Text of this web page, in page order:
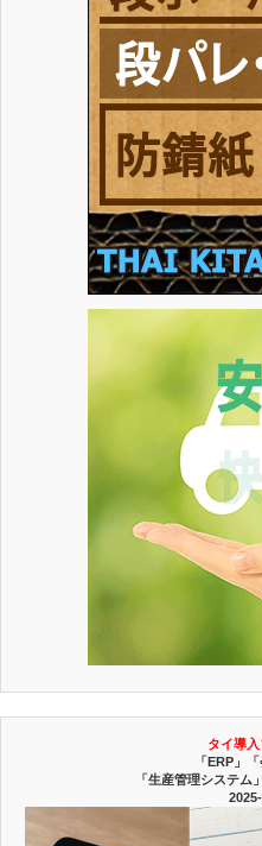
タイ導
「ERP」
「生産管理システム